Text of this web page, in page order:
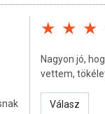
napfénytől elzárva.
/ terméken
levő európai
étrend
Nagyon jó,
vettem,
Válasz